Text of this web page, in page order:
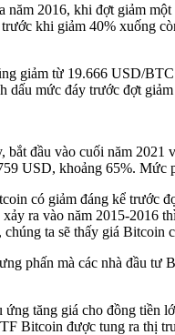
2016, khi đợt giảm
khi giảm 40% xuống
giảm từ 19.666 USD/
mức đáy trước đợt
đầu vào cuối năm
USD, khoảng 65%. Mức
có giảm đáng kể
ra vào năm 2015-
ta sẽ thấy giá
phấn mà các nhà đầu
tăng giá cho đồng tiền
Bitcoin được tung ra thị